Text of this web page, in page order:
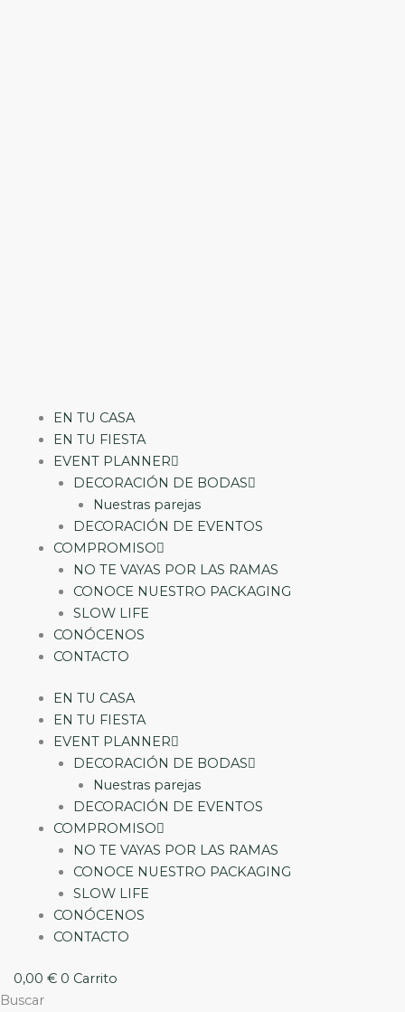
EN TU CASA
EN TU FIESTA
EVENT PLANNER
DECORACIÓN DE BODAS
Nuestras parejas
DECORACIÓN DE EVENTOS
COMPROMISO
NO TE VAYAS POR LAS RAMAS
CONOCE NUESTRO PACKAGING
SLOW LIFE
CONÓCENOS
CONTACTO
EN TU CASA
EN TU FIESTA
EVENT PLANNER
DECORACIÓN DE BODAS
Nuestras parejas
DECORACIÓN DE EVENTOS
COMPROMISO
NO TE VAYAS POR LAS RAMAS
CONOCE NUESTRO PACKAGING
SLOW LIFE
CONÓCENOS
CONTACTO
0,00 € 0 Carrito
Buscar